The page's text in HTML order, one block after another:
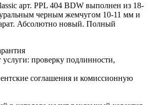
арт. PPL 404 BDW выполнен из 18-
черным жемчугом 10-11 мм и
Абсолютно новый. Полный
услуги: проверку подлинности,
соглашения и комиссионную